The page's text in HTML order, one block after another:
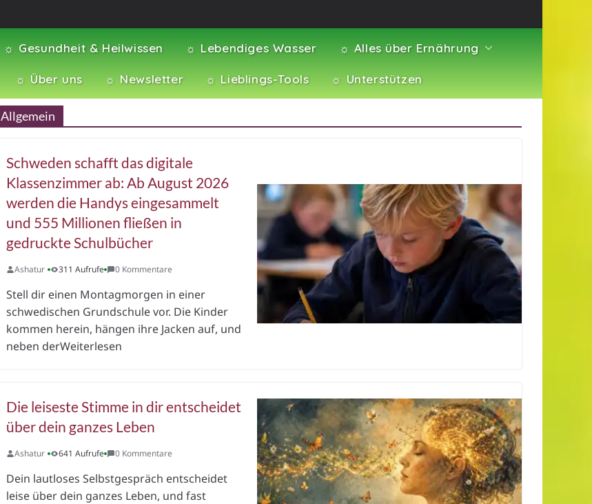
☼ Gesundheit & Heilwissen ☼ Lebendiges Wasser ☼ Alles über Ernährung
☼ Über uns ☼ Newsletter ☼ Lieblings-Tools ☼ Unterstützen
Allgemein
Schweden schafft das digitale
Klassenzimmer ab: Ab August 2026
werden die Handys eingesammelt
und 555 Millionen fließen in
gedruckte Schulbücher
Ashatur 311 Aufrufe 0 Kommentare
Stell dir einen Montagmorgen in einer
schwedischen Grundschule vor. Die Kinder
kommen herein, hängen ihre Jacken auf, und
neben derWeiterlesen
Die leiseste Stimme in dir entscheidet
über dein ganzes Leben
Ashatur 641 Aufrufe 0 Kommentare
Dein lautloses Selbstgespräch entscheidet
leise über dein ganzes Leben, und fast